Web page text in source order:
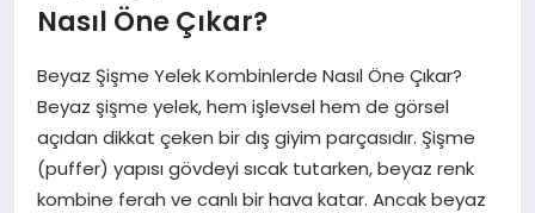
SEYAHAT
TEKNOLOJI
YAŞAM
Nasıl Öne Çıkar?
Beyaz Şişme Yelek Kombinlerde Nasıl Öne Çıkar?
Beyaz şişme yelek, hem işlevsel hem de görsel
açıdan dikkat çeken bir dış giyim parçasıdır. Şişme
(puffer) yapısı gövdeyi sıcak tutarken, beyaz renk
kombine ferah ve canlı bir hava katar. Ancak beyaz